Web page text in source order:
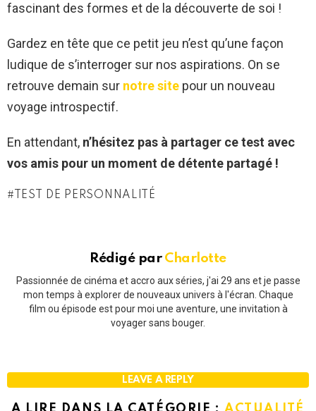
fascinant des formes et de la découverte de soi !
Gardez en tête que ce petit jeu n’est qu’une façon
ludique de s’interroger sur nos aspirations. On se
retrouve demain sur notre site pour un nouveau
voyage introspectif.
En attendant, n’hésitez pas à partager ce test avec
vos amis pour un moment de détente partagé !
TEST DE PERSONNALITÉ
Rédigé par Charlotte
Passionnée de cinéma et accro aux séries, j'ai 29 ans et je passe
mon temps à explorer de nouveaux univers à l'écran. Chaque
film ou épisode est pour moi une aventure, une invitation à
voyager sans bouger.
LEAVE A REPLY